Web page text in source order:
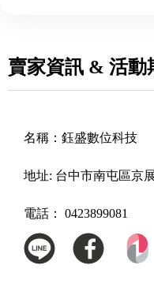
賣家資訊 & 活動
名稱： 鈺盛數位科技
地址: 台中市南屯區京
電話： 0423899081